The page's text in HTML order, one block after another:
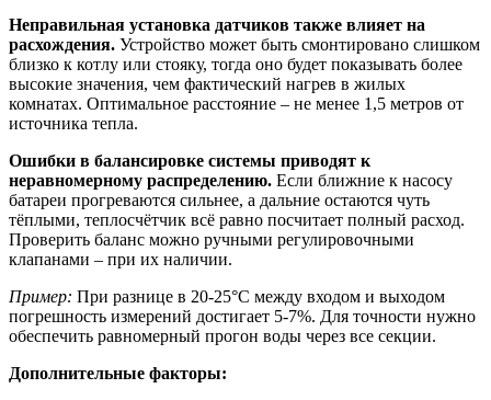
Неправильная установка датчиков также влияет на
расхождения. Устройство может быть смонтировано слишком
близко к котлу или стояку, тогда оно будет показывать более
высокие значения, чем фактический нагрев в жилых
комнатах. Оптимальное расстояние – не менее 1,5 метров от
источника тепла.
Ошибки в балансировке системы приводят к
неравномерному распределению. Если ближние к насосу
батареи прогреваются сильнее, а дальние остаются чуть
тёплыми, теплосчётчик всё равно посчитает полный расход.
Проверить баланс можно ручными регулировочными
клапанами – при их наличии.
Пример: При разнице в 20-25°C между входом и выходом
погрешность измерений достигает 5-7%. Для точности нужно
обеспечить равномерный прогон воды через все секции.
Дополнительные факторы: